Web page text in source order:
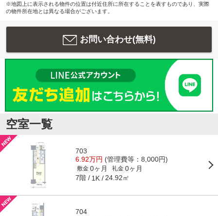
※地図上に表示される物件の位置は付近住所に所在することを表すものであり、実際
の物件所在地とは異なる場合がございます。
お問い合わせ(無料)
空室一覧
703
6.92万円 (管理費等：8,000円)
敷金 0ヶ月 礼金 0ヶ月
7階 1K 24.92㎡
704